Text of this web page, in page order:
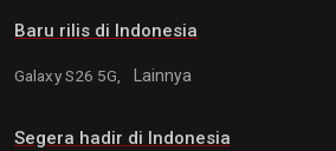
Baru rilis di Indonesia
Galaxy S26 5G, Lainnya
Segera hadir di Indonesia